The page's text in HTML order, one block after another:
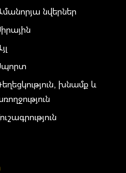
նվերներ
խնամք և